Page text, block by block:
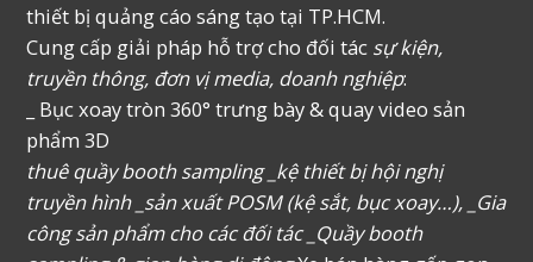
thiết bị quảng cáo sáng tạo tại TP.HCM.
Cung cấp giải pháp hỗ trợ cho đối tác sự kiện,
truyền thông, đơn vị media, doanh nghiệp:
_ Bục xoay tròn 360° trưng bày & quay video sản
phẩm 3D
thuê quầy booth sampling _kệ thiết bị hội nghị
truyền hình _sản xuất POSM (kệ sắt, bục xoay…), _Gia
công sản phẩm cho các đối tác _Quầy booth